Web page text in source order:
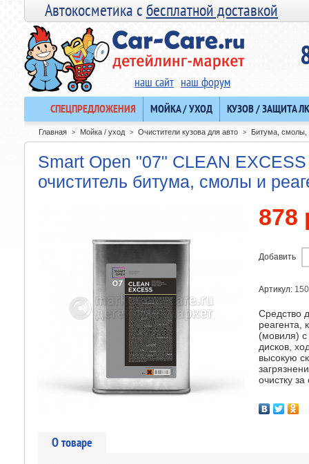
Автокосметика сбесплатной доставкой
наш сайт наш форум
СПЕЦПРЕДЛОЖЕНИЯ МОЙКА / УХОД КУЗОВ / ЗАЩИТА
Главная > Мойка / уход > Очистители кузова для авто > Битума, смолы,
Smart Open "07" CLEAN
очиститель битума, смолы и
878
Добавить
Артикул:
Средство
реагента,
(мовиля) с
дисков,
высокую
очистку
О товаре